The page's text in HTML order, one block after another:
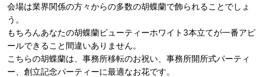
会場は業界関係の方々からの多数の胡蝶蘭で飾られることでしょ
う。
もちろんあなたの胡蝶蘭ビューティーホワイト3本立てが一番アピ
ールできること間違いありません。
こちらの胡蝶蘭は、事務所移転のお祝い、事務所開所式パーティ
ー、創立記念パーティーに最適なお花です。